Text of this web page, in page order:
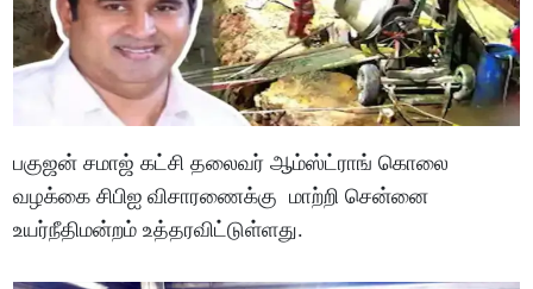
பகுஜன் சமாஜ் கட்சி தலைவர் ஆம்ஸ்ட்ராங் கொலை
வழக்கை சிபிஐ விசாரணைக்கு மாற்றி சென்னை
உயர்நீதிமன்றம் உத்தரவிட்டுள்ளது.